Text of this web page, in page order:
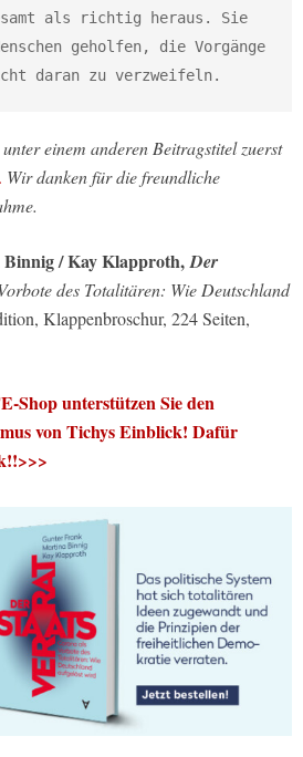
als richtig heraus. Sie
geholfen, die Vorgänge
daran zu verzweifeln.
einem anderen Beitragstitel zuerst
Wir danken für die freundliche
/ Kay Klapproth,Der
des Totalitären: Wie Deutschland
Klappenbroschur, 224 Seiten,
Shop unterstützen Sie den
von Tichys Einblick! Dafür